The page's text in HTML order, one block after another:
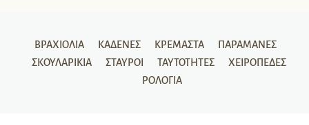
ΒΡΑΧΙΌΛΙΑ ΚΑΔΈΝΕΣ ΚΡΕΜΑΣΤΆ
ΠΑΡΑΜΆΝΕΣ
ΣΚΟΥΛΑΡΊΚΙΑ
ΣΤΑΥΡΟΊ ΤΑΥΤΌΤΗΤΕΣ
ΧΕΙΡΟΠΈΔΕΣ
ΡΟΛΌΓΙΑ